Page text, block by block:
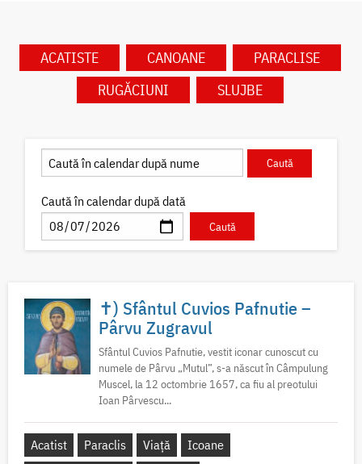
ACATISTE CANOANE
PARACLISE
RUGĂCIUNI
SLUJBE
Caută în calendar după dată
✝) Sfântul Cuvios Pafnutie –
Pârvu Zugravul
Sfântul Cuvios Pafnutie, vestit iconar cunoscut cu
numele de Pârvu „Mutul”, s-a născut în Câmpulung
Muscel, la 12 octombrie 1657, ca fiu al preotului
Ioan Pârvescu...
Acatist Paraclis Viață
Icoane